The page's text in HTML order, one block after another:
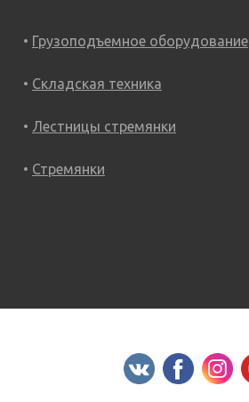
Грузоподъемное оборудование
Складская техника
Лестницы стремянки
Стремянки